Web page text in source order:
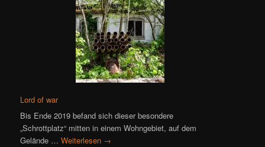
Lord of war
Bis Ende 2019 befand sich dieser besondere
„Schrottplatz“ mitten in einem Wohngebiet, auf dem
Gelände …Weiterlesen →